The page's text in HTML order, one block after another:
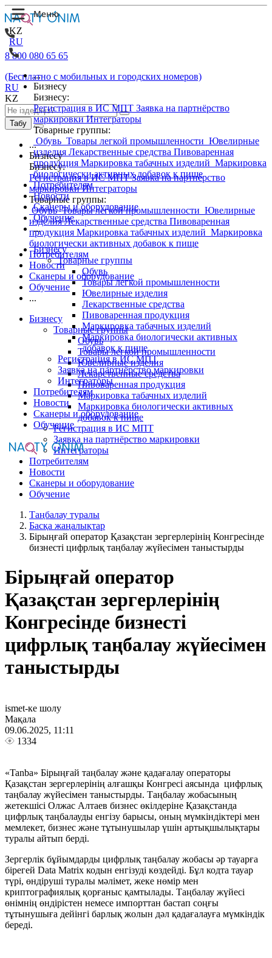
KZ
RU
...
Бизнесу
Бизнесу:
Регистрация в ИС МПТ Заявка на партнёрство
маркировкиИнтеграторы
Товарные группы:
Обувь Товары легкой промышленности Ювелирные
изделия Лекарственные средства Пивоваренная
продукция Маркировка табачных изделий Маркировка
биологически активных добавок к пище
Потребителям
Новости
Сканеры и оборудование
Обучение
...
Бизнесу
Товарные группы
Обувь
Товары легкой промышленности
Ювелирные изделия
Лекарственные средства
Пивоваренная продукция
Маркировка табачных изделий
Маркировка биологически активных
добавок к пище
Регистрация в ИС МПТ
Заявка на партнёрство маркировки
Интеграторы
Потребителям
Новости
Сканеры и оборудование
Обучение
8 800 080 65 65
(Бесплатно с мобильных и городских номеров)
RU
KZ
Табу
...
Бизнесу
Бизнесу:
Регистрация в ИС МПТЗаявка на партнёрство
маркировкиИнтеграторы
Товарные группы:
ОбувьТовары легкой промышленности Ювелирные
изделияЛекарственные средства Пивоваренная
продукция Маркировка табачных изделий Маркировка
биологически активных добавок к пище
Потребителям
Новости
Сканеры и оборудование
Обучение
...
Бизнесу
Товарные группы
Обувь
Товары легкой промышленности
Ювелирные изделия
Лекарственные средства
Пивоваренная продукция
Маркировка табачных изделий
Маркировка биологически активных
добавок к пище
Регистрация в ИС МПТ
Заявка на партнёрство маркировки
Интеграторы
Потребителям
Новости
Сканеры и оборудование
Обучение
Таңбалау туралы
Басқа жаңалықтар
Бірыңғай оператор Қазақстан зергерлерінің Конгресінде
бизнесті цифрлық таңбалау жүйесімен таныстырды
Бірыңғай оператор
Қазақстан зергерлерінің
Конгресінде бизнесті
цифрлық таңбалау жүйесімен
таныстырды
ismet-ке шолу
Мақала
09.06.2025, 11:11
1334
«Tanba» Бірыңғай таңбалау және қадағалау операторы
Қазақстан зергерлерінің алғашқы Конгресі аясында цифрлық
таңбалау жүйесімен таныстырды. Таңбалау жобасының
жетекшісі Олжас Алтаев бизнес өкілдеріне Қазақстанда
цифрлық таңбалауды енгізу барысы, оның мүмкіндіктері мен
мемлекет, бизнес және тұтынушылар үшін артықшылықтары
туралы айтып берді.
Зергерлік бұйымдарды цифрлық таңбалау жобасы әр тауарға
бірегей Data Matrix кодын енгізуді көздейді. Бұл кодта тауар
түрі, өндіруші туралы мәлімет, жеке нөмір мен
криптографиялық қорғаныс қамтылады. Таңбалау жүйесі
өнімнің өндірістен немесе импорттан бастап соңғы
тұтынушыға дейінгі барлық жолын дәл қадағалауға мүмкіндік
береді.